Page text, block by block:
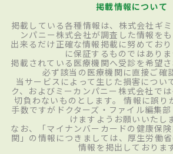
掲載情報について
掲載している各種情報は、株式会社ギ
ンパニー株式会社が調査した情報をも
出来るだけ正確な情報掲載に努めてお
に保証するものではありま
掲載されている医療機関へ受診を希望
必ず該当の医療機関に直接ご確
当サービスによって生じた損害につい
ク、およびミーカンパニー株式会社で
切負わないものとします。 情報に誤り
手数ですがドクターズ・ファイル編集
けますようお願いいたし
なお、「マイナンバーカードの健康保
関」の情報につきましては、厚生労働省
情報を掲出しておりま